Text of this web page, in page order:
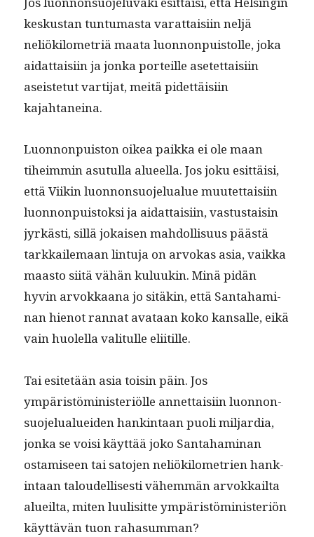
keskus­tan tun­tu­mas­ta varat­taisi­in neljä
neliök­ilo­metriä maa­ta luon­non­puis­tolle, joka
aidat­taisi­in ja jon­ka porteille asetet­taisi­in
aseis­te­tut var­ti­jat, meitä pidet­täisi­in
kajahtaneina.
Luon­non­puis­ton oikea paik­ka ei ole maan
tiheim­min asu­tul­la alueel­la. Jos joku esit­täisi,
että Viikin luon­non­suo­jelu­alue muutet­taisi­in
luon­non­puis­tok­si ja aidat­taisi­in, vas­tus­taisin
jyrkästi, sil­lä jokaisen mah­dol­lisu­us päästä
tarkkaile­maan lin­tu­ja on arvokas asia, vaik­ka
maas­to siitä vähän kuluukin. Minä pidän
hyvin arvokkaana jo sitäkin, että San­ta­ham­i­
nan hienot ran­nat avataan koko kansalle, eikä
vain huolel­la val­i­t­ulle eliitille.
Tai esitetään asia toisin päin. Jos
ympäristömin­is­ter­iölle annet­taisi­in luon­non­
suo­jelu­aluei­den han­k­in­taan puoli mil­jar­dia,
jon­ka se voisi käyt­tää joko San­ta­ham­i­nan
ostamiseen tai sato­jen neliök­ilo­me­trien han­k­
in­taan taloudel­lis­es­ti vähem­män arvokkail­ta
alueil­ta, miten luulisitte ympäristömin­is­ter­iön
käyt­tävän tuon rahasumman?